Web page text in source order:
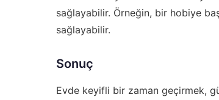
sağlayabilir. Örneğin, bir hobiye
sağlayabilir.
Sonuç
Evde keyifli bir zaman geçirmek,